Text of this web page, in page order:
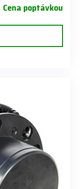
Cena poptávkou